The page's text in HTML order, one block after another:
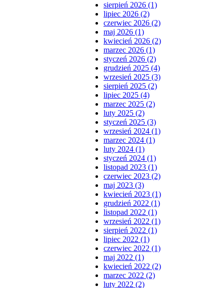
sierpień 2026 (1)
lipiec 2026 (2)
czerwiec 2026 (2)
maj 2026 (1)
kwiecień 2026 (2)
marzec 2026 (1)
styczeń 2026 (2)
grudzień 2025 (4)
wrzesień 2025 (3)
sierpień 2025 (2)
lipiec 2025 (4)
marzec 2025 (2)
luty 2025 (2)
styczeń 2025 (3)
wrzesień 2024 (1)
marzec 2024 (1)
luty 2024 (1)
styczeń 2024 (1)
listopad 2023 (1)
czerwiec 2023 (2)
maj 2023 (3)
kwiecień 2023 (1)
grudzień 2022 (1)
listopad 2022 (1)
wrzesień 2022 (1)
sierpień 2022 (1)
lipiec 2022 (1)
czerwiec 2022 (1)
maj 2022 (1)
kwiecień 2022 (2)
marzec 2022 (2)
luty 2022 (2)